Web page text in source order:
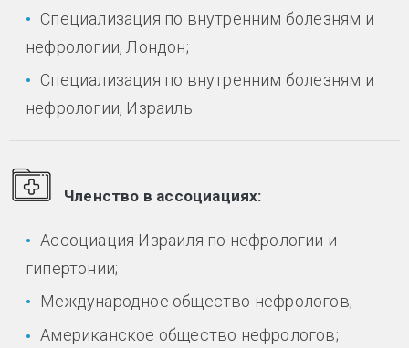
Специализация по внутренним болезням и
нефрологии, Лондон;
Специализация по внутренним болезням и
нефрологии, Израиль.
Членство в ассоциациях:
Ассоциация Израиля по нефрологии и
гипертонии;
Международное общество нефрологов;
Американское общество нефрологов;